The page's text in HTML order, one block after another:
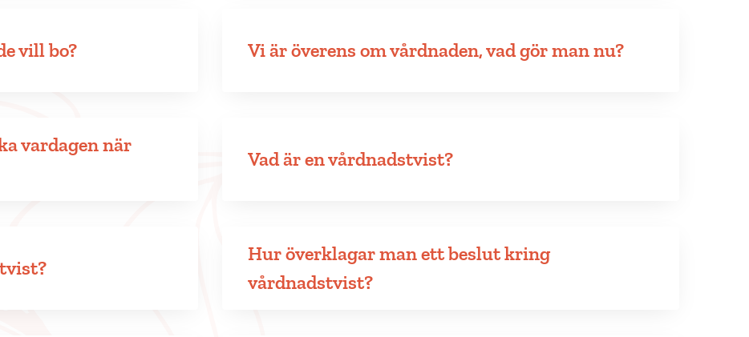
vill bo?
vardagen när
Vi är överens om vårdnaden, vad gör man nu?
Vad är en vårdnadstvist?
Hur överklagar man ett beslut kring
vårdnadstvist?